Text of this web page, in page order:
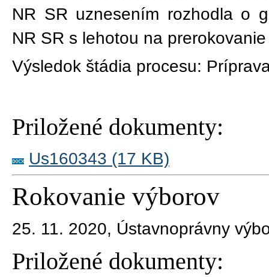
NR SR uznesením rozhodla o
NR SR s lehotou na
Výsledok štádia procesu:
Priložené dokumenty:
Us160343 (17 KB)
Rokovanie výborov
25. 11. 2020, Ústavnoprávny
Priložené dokumenty: